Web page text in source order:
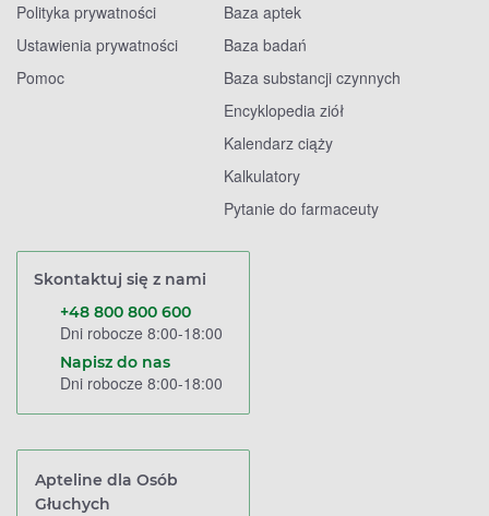
Polityka prywatności
Ustawienia prywatności
Pomoc
Baza aptek
Baza badań
Baza substancji czynnych
Encyklopedia ziół
Kalendarz ciąży
Kalkulatory
Pytanie do farmaceuty
Skontaktuj się z nami
+48 800 800 600
Dni robocze 8:00-18:00
Napisz do nas
Dni robocze 8:00-18:00
Apteline dla Osób
Głuchych